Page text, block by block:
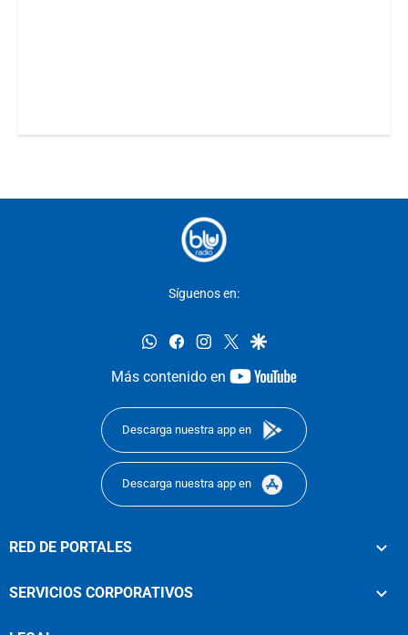
Síguenos en:
whatsappfacebookinstagram
twittergoogle
Más contenido en
youtube-
Descarga nuestra app en
Descarga nuestra app en
RED DE PORTALES
SERVICIOS CORPORATIVOS